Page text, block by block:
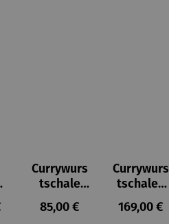
Preis:
Currywurs
tschale
KURLAND
Regulärer Preis:
85,00 €
Currywurs
tschalen
Duo-Set
mit
169,00 €